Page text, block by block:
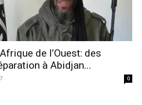
de l’Ouest: des
à Abidjan...
0